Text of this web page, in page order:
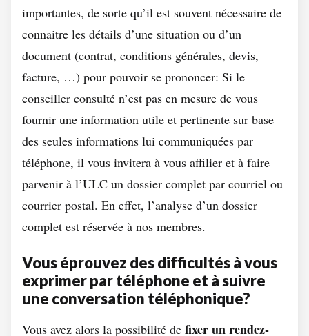
importantes, de sorte qu’il est souvent nécessaire de
connaitre les détails d’une situation ou d’un
document (contrat, conditions générales, devis,
facture, …) pour pouvoir se prononcer: Si le
conseiller consulté n’est pas en mesure de vous
fournir une information utile et pertinente sur base
des seules informations lui communiquées par
téléphone, il vous invitera à vous affilier et à faire
parvenir à l’ULC un dossier complet par courriel ou
courrier postal. En effet, l’analyse d’un dossier
complet est réservée à nos membres.
Vous éprouvez des difficultés à vous
exprimer par téléphone et à suivre
une conversation téléphonique?
Vous avez alors la possibilité de fixer un rendez-